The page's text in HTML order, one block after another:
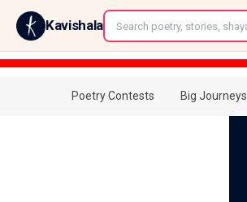
Kavishala
Poetry Contests Big Journeys